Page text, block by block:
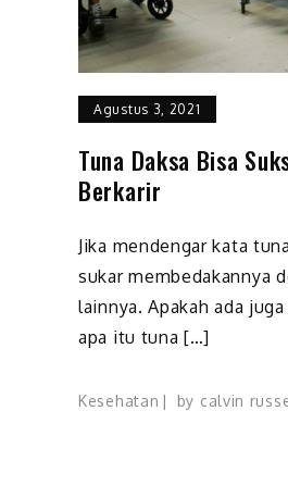
Agustus 3, 2021
Tuna Daksa Bisa
Berkarir
Jika mendengar kata
sukar membedakannya
lainnya. Apakah ada
apa itu tuna […]
Kesehatan by calvin